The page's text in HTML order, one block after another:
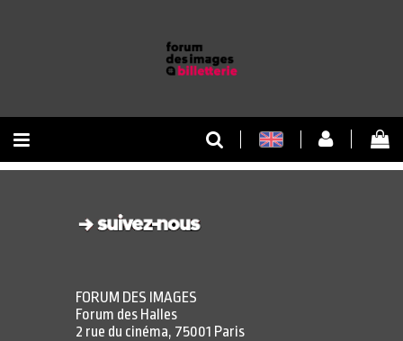
RETOUR À L'ACCUEIL
RETOUR AU SITE
FORUM DES IMAGES
Forum des Halles
2 rue du cinéma, 75001 Paris